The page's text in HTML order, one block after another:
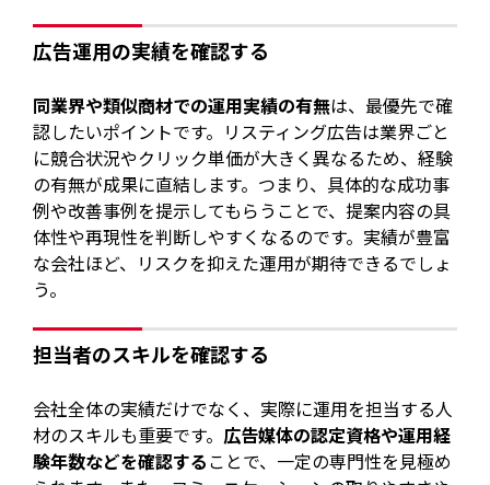
広告運用の実績を確認する
同業界や類似商材での運用実績の有無は、最優先で確
認したいポイントです。リスティング広告は業界ごと
に競合状況やクリック単価が大きく異なるため、経験
の有無が成果に直結します。つまり、具体的な成功事
例や改善事例を提示してもらうことで、提案内容の具
体性や再現性を判断しやすくなるのです。実績が豊富
な会社ほど、リスクを抑えた運用が期待できるでしょ
う。
担当者のスキルを確認する
会社全体の実績だけでなく、実際に運用を担当する人
材のスキルも重要です。 広告媒体の認定資格や運用経
験年数などを確認することで、一定の専門性を見極め